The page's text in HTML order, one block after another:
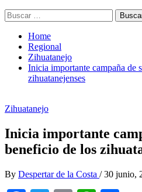
Buscar:
Home
Regional
Zihuatanejo
Inicia importante campaña de
zihuatanejenses
Zihuatanejo
Inicia importante
beneficio de los
By Despertar de la Costa / 30 junio,